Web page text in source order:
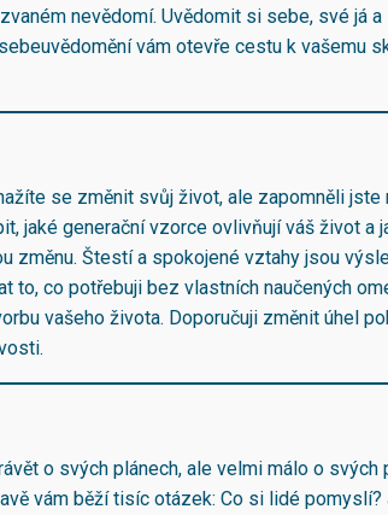
nevědomí. Uvědomit si sebe, své já
vám otevře cestu k vašemu
se změnit svůj život, ale zapomněli jste
jaké generační vzorce ovlivňují váš život a
změnu. Štestí a spokojené vztahy jsou
to, co potřebuji bez vlastních naučených
vašeho života. Doporučuji změnit úhel
o svých plánech, ale velmi málo o svých
vám běží tisíc otázek: Co si lidé pomyslí?